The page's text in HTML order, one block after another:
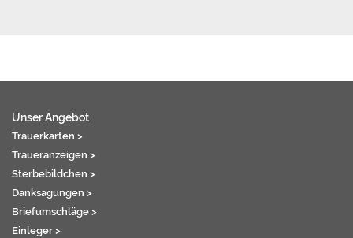
Unser Angebot
Trauerkarten >
Traueranzeigen >
Sterbebildchen >
Danksagungen >
Briefumschläge >
Einleger >